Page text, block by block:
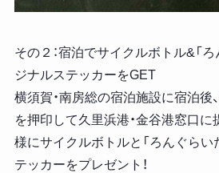
その２：宿泊でサイクルボトル&「
ジナルステッカーをGET
横須賀・南房総の宿泊施設に宿泊後
を押印して久里浜港・金谷港窓口に
様にサイクルボトルと「ろんぐらい
テッカーをプレゼント！